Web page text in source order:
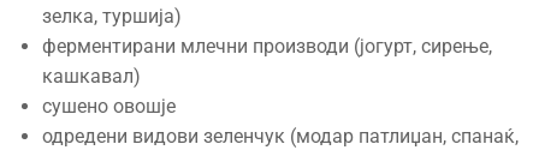
зелка, туршија)
ферментирани млечни производи (јогурт, сирење,
кашкавал)
сушено овошје
одредени видови зеленчук (модар патлиџан, спанаќ,